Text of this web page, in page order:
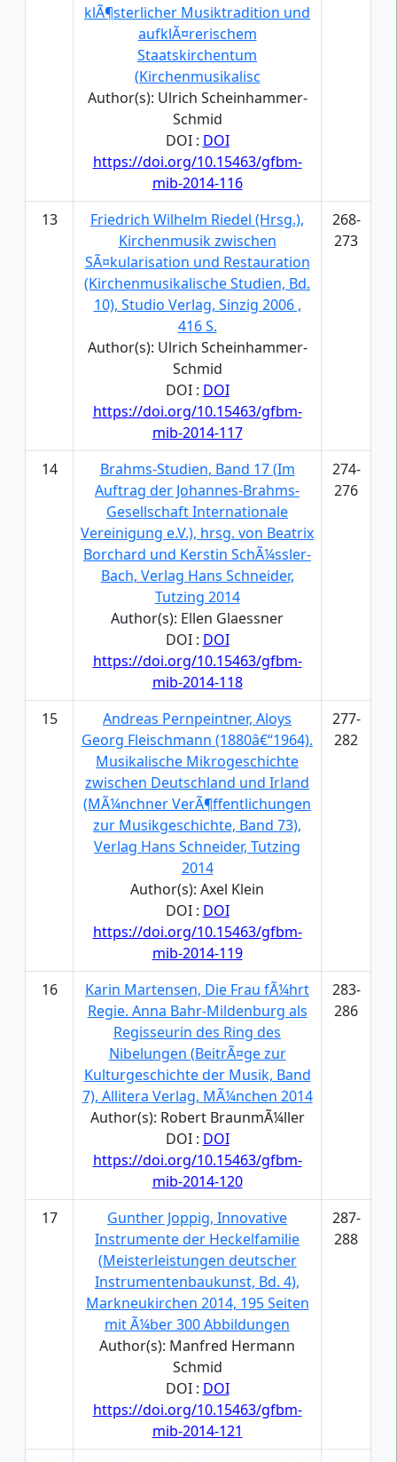
klÃ¶sterlicher Musiktradition und
aufklÃ¤rerischem
Staatskirchentum
(Kirchenmusikalisc
Author(s): Ulrich Scheinhammer-
Schmid
DOI : DOI
https://doi.org/10.15463/gfbm-
mib-2014-116
13
Friedrich Wilhelm Riedel (Hrsg.),
Kirchenmusik zwischen
SÃ¤kularisation und Restauration
(Kirchenmusikalische Studien, Bd.
10), Studio Verlag, Sinzig 2006 ,
416 S.
Author(s): Ulrich Scheinhammer-
Schmid
DOI : DOI
https://doi.org/10.15463/gfbm-
mib-2014-117
268-
273
14
Brahms-Studien, Band 17 (Im
Auftrag der Johannes-Brahms-
Gesellschaft Internationale
Vereinigung e.V.), hrsg. von Beatrix
Borchard und Kerstin SchÃ¼ssler-
Bach, Verlag Hans Schneider,
Tutzing 2014
Author(s): Ellen Glaessner
DOI : DOI
https://doi.org/10.15463/gfbm-
mib-2014-118
274-
276
15
Andreas Pernpeintner, Aloys
Georg Fleischmann (1880â€“1964).
Musikalische Mikrogeschichte
zwischen Deutschland und Irland
(MÃ¼nchner VerÃ¶ffentlichungen
zur Musikgeschichte, Band 73),
Verlag Hans Schneider, Tutzing
2014
Author(s): Axel Klein
DOI : DOI
https://doi.org/10.15463/gfbm-
mib-2014-119
277-
282
16
Karin Martensen, Die Frau fÃ¼hrt
Regie. Anna Bahr-Mildenburg als
Regisseurin des Ring des
Nibelungen (BeitrÃ¤ge zur
Kulturgeschichte der Musik, Band
7), Allitera Verlag, MÃ¼nchen 2014
Author(s): Robert BraunmÃ¼ller
DOI : DOI
https://doi.org/10.15463/gfbm-
mib-2014-120
283-
286
17
Gunther Joppig, Innovative
Instrumente der Heckelfamilie
(Meisterleistungen deutscher
Instrumentenbaukunst, Bd. 4),
Markneukirchen 2014, 195 Seiten
mit Ã¼ber 300 Abbildungen
Author(s): Manfred Hermann
Schmid
DOI : DOI
https://doi.org/10.15463/gfbm-
mib-2014-121
287-
288